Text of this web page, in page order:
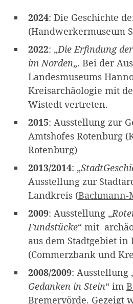
2024: Die Geschichte
(Handwerkermuseum
2022: „Die Erfindung
im Norden„. Bei der
Landesmuseums
Kreisarchäologie mit
Wistedt vertreten.
2015: Ausstellung zur
Amtshofes Rotenburg
Rotenburg)
2013/2014: „
Ausstellung zur
Landkreis (Bachmann-
2009: Ausstellung „
Fundstücke“ mit
aus dem Stadtgebiet in
(Commerzbank und
2008/2009: Ausstellung
Gedanken in Stein“ im
Bremervörde. Gezeigt